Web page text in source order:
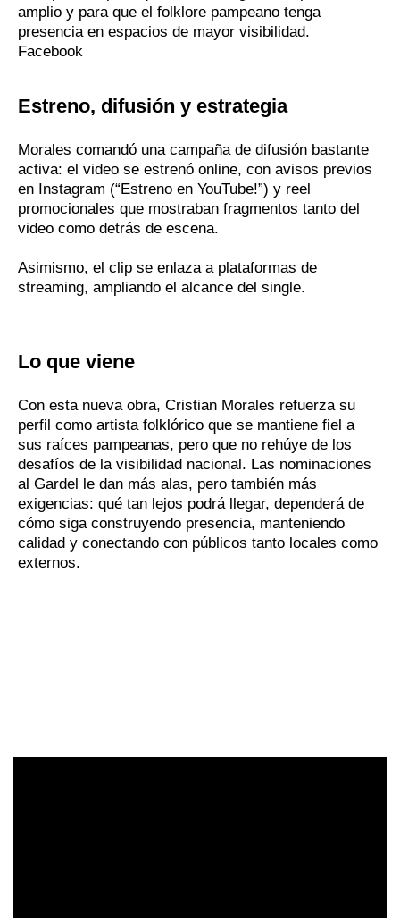
amplio y para que el folklore pampeano tenga
presencia en espacios de mayor visibilidad.
Facebook
Estreno, difusión y estrategia
Morales comandó una campaña de difusión bastante
activa: el video se estrenó online, con avisos previos
en Instagram (“Estreno en YouTube!”) y reel
promocionales que mostraban fragmentos tanto del
video como detrás de escena.
Asimismo, el clip se enlaza a plataformas de
streaming, ampliando el alcance del single.
Lo que viene
Con esta nueva obra, Cristian Morales refuerza su
perfil como artista folklórico que se mantiene fiel a
sus raíces pampeanas, pero que no rehúye de los
desafíos de la visibilidad nacional. Las nominaciones
al Gardel le dan más alas, pero también más
exigencias: qué tan lejos podrá llegar, dependerá de
cómo siga construyendo presencia, manteniendo
calidad y conectando con públicos tanto locales como
externos.